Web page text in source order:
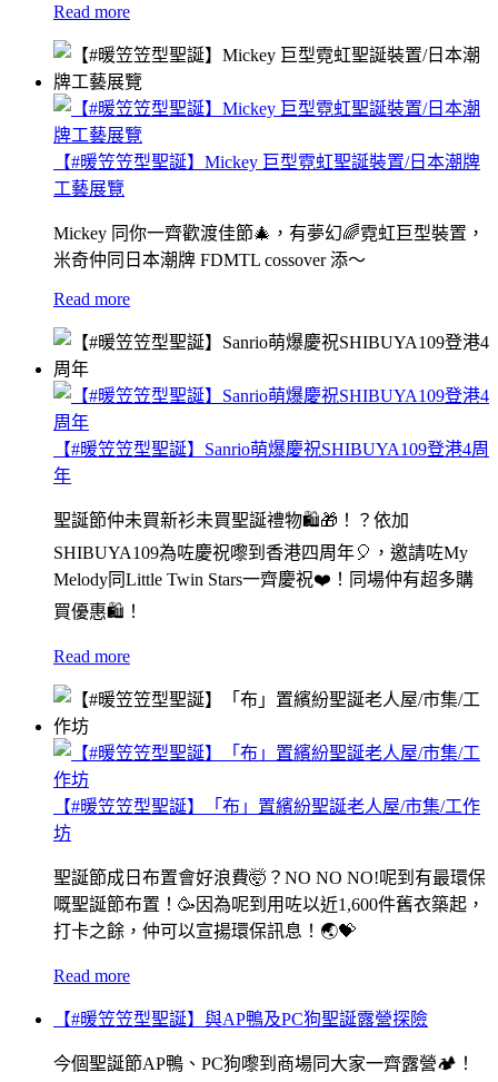
Read more
【#暖笠笠型聖誕】Mickey 巨型霓虹聖誕裝置/日本潮牌
工藝展覽
Mickey 同你一齊歡渡佳節🎄，有夢幻🌈霓虹巨型裝置，
米奇仲同日本潮牌 FDMTL cossover 添～
Read more
【#暖笠笠型聖誕】Sanrio萌爆慶祝SHIBUYA109登港4周
年
聖誕節仲未買新衫未買聖誕禮物🛍🎁！？依加
SHIBUYA109為咗慶祝嚟到香港四周年🎈，邀請咗My
Melody同Little Twin Stars一齊慶祝❤️！同場仲有超多購
買優惠🛍！
Read more
【#暖笠笠型聖誕】「布」置繽紛聖誕老人屋/市集/工作
坊
聖誕節成日布置會好浪費🤯？NO NO NO!呢到有最環保
嘅聖誕節布置！🥳因為呢到用咗以近1,600件舊衣築起，
打卡之餘，仲可以宣揚環保訊息！🌏💝
Read more
【#暖笠笠型聖誕】與AP鴨及PC狗聖誕露營探險
今個聖誕節AP鴨、PC狗嚟到商場同大家一齊露營🏕️！